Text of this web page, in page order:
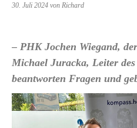
30. Juli 2024 von Richard
– PHK Jochen Wiegand,
Michael Juracka, Leiter des
beantworten Fragen und